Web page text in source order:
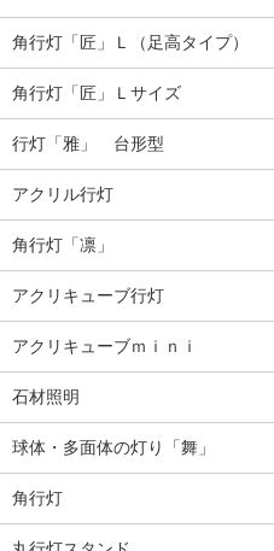
角行灯「匠」Ｌ（足高タイプ）
角行灯「匠」Ｌサイズ
行灯「雅」 台形型
アクリル行灯
角行灯「凛」
アクリキューブ行灯
アクリキューブｍｉｎｉ
石材照明
球体・多面体の灯り「舞」
角行灯